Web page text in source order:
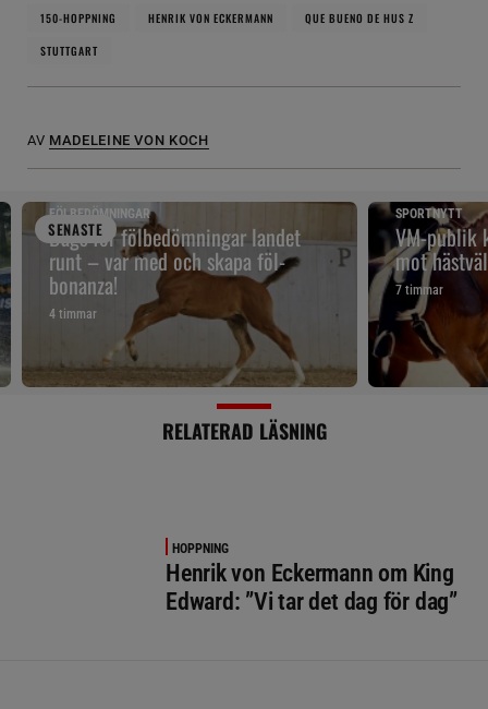
150-HOPPNING HENRIK VON ECKERMANN
QUE BUENO DE HUS Z
STUTTGART
AV MADELEINE VON KOCH
SENASTE
FÖLBEDÖMNINGAR
Dags för fölbedömningar landet
runt – var med och skapa föl-
bonanza!
4 timmar
SPORTNYTT
VM-publik
mot
7 timmar
RELATERAD LÄSNING
HOPPNING
Henrik von Eckermann om King
Edward: ”Vi tar det dag för dag”